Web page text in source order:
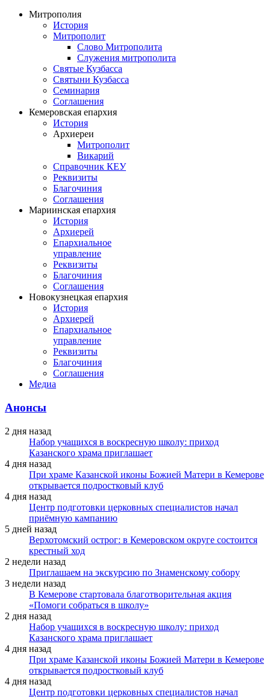
Митрополия
История
Митрополит
Слово Митрополита
Служения митрополита
Святые Кузбасса
Святыни Кузбасса
Семинария
Соглашения
Кемеровская епархия
История
Архиереи
Митрополит
Викарий
Справочник КЕУ
Реквизиты
Благочиния
Соглашения
Мариинская епархия
История
Архиерей
Епархиальное
управление
Реквизиты
Благочиния
Соглашения
Новокузнецкая епархия
История
Архиерей
Епархиальное
управление
Реквизиты
Благочиния
Соглашения
Медиа
Анонсы
2 дня назад
Набор учащихся в воскресную школу: приход
Казанского храма приглашает
4 дня назад
При храме Казанской иконы Божией Матери в Кемерове
открывается подростковый клуб
4 дня назад
Центр подготовки церковных специалистов начал
приёмную кампанию
5 дней назад
Верхотомский острог: в Кемеровском округе состоится
крестный ход
2 недели назад
Приглашаем на экскурсию по Знаменскому собору
3 недели назад
В Кемерове стартовала благотворительная акция
«Помоги собраться в школу»
2 дня назад
Набор учащихся в воскресную школу: приход
Казанского храма приглашает
4 дня назад
При храме Казанской иконы Божией Матери в Кемерове
открывается подростковый клуб
4 дня назад
Центр подготовки церковных специалистов начал